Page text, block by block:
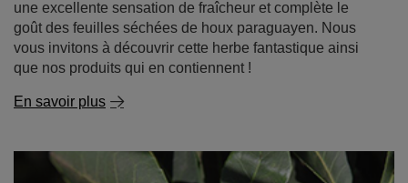
une excellente sensation de fraîcheur et complète le
goût des feuilles séchées de houx paraguayen. Nous
vous invitons à découvrir cette herbe fantastique ainsi
que nos produits qui en contiennent !
En savoir plus